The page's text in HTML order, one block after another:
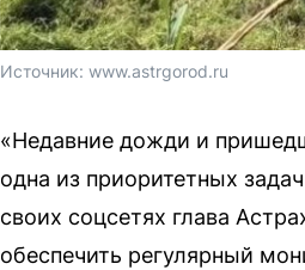
Источник: www.astrgorod.ru
«Недавние дожди и
одна из приоритетных
своих соцсетях глава
обеспечить регулярный